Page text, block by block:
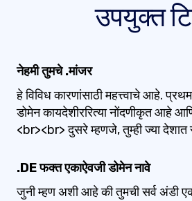
उपयुक्त
नेहमी तुमचे .मांजर
हे विविध कारणांसाठी महत्त्वाचे आहे.
डोमेन कायदेशीररित्या नोंदणीकृत आहे
<br><br> दुसरे म्हणजे, तुम्ही ज्या देशात
.DE फक्त एकाऐवजी डोमेन नावे
जुनी म्हण अशी आहे की तुमची सर्व अंडी